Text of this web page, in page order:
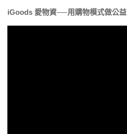
iGoods 愛物資──用購物模式做公益